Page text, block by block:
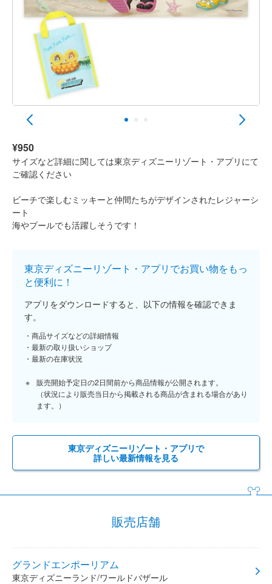
¥950
サイズなど詳細に関しては東京ディズニーリゾート・アプリにて
ご確認ください
ビーチで楽しむミッキーと仲間たちがデザインされたレジャーシ
ート
海やプールでも活躍しそうです！
東京ディズニーリゾート・アプリでお買い物をもっ
と便利に！
アプリをダウンロードすると、以下の情報を確認できま
す。
商品サイズなどの詳細情報
最新の取り扱いショップ
最新の在庫状況
販売開始予定日の2日間前から商品情報が公開されます。
（状況により販売当日から掲載される商品が含まれる場合があり
ます。）
東京ディズニーリゾート・アプリで
詳しい最新情報を見る
販売店舗
グランドエンポーリアム
東京ディズニーランド/ワールドバザール